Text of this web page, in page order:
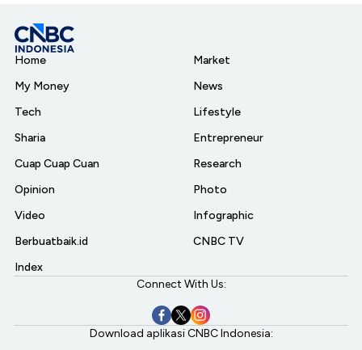
Home
My Money
Tech
Sharia
Cuap Cuap Cuan
Opinion
Video
Berbuatbaik.id
Index
Market
News
Lifestyle
Entrepreneur
Research
Photo
Infographic
CNBC TV
Connect With Us:
Download aplikasi CNBC Indonesia: